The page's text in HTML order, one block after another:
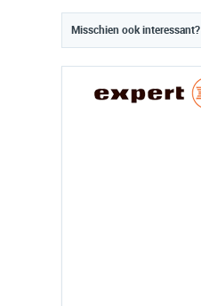
Misschien ook interessant?